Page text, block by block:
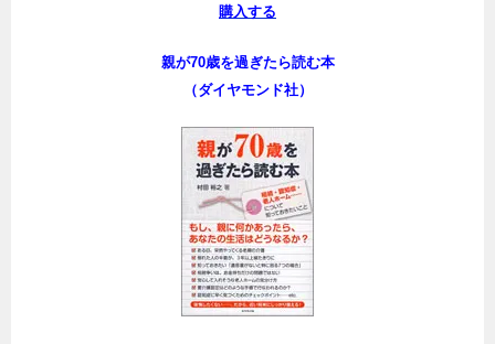
購入する
親が70歳を過ぎたら読む本
（ダイヤモンド社）